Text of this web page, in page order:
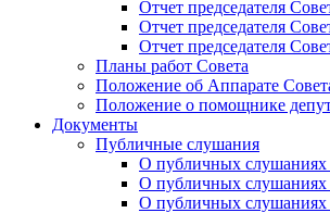
Отчет председателя
Отчет председателя
Отчет председателя
Планы работ Совета
Положение об Аппарате
Положение о помощнике
Документы
Публичные слушания
О публичных слушаниях
О публичных слушаниях
О публичных слушаниях